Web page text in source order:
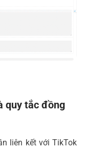
quy tắc đồng
liên kết với TikTok